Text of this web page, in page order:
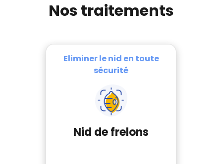
Nos traitements
Eliminer le nid en toute
sécurité
Nid de frelons